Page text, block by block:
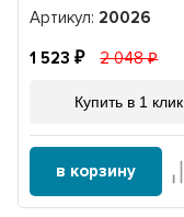
Артикул: 20026
1 523 2 048
Купить в 1 клик
в корзину